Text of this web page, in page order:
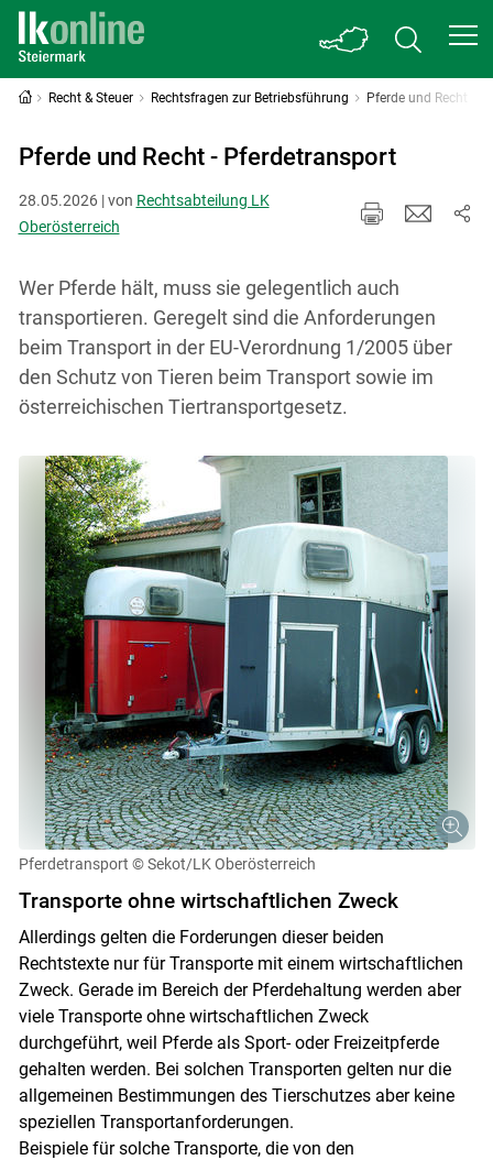
Recht & Steuer Rechtsfragen zur Betriebsführung Pferde und Recht
Pferde und Recht - Pferdetransport
28.05.2026 | von Rechtsabteilung LK
Oberösterreich
Wer Pferde hält, muss sie gelegentlich auch
transportieren. Geregelt sind die Anforderungen
beim Transport in der EU-Verordnung 1/2005 über
den Schutz von Tieren beim Transport sowie im
österreichischen Tiertransportgesetz.
Pferdetransport © Sekot/LK Oberösterreich
Transporte ohne wirtschaftlichen Zweck
Allerdings gelten die Forderungen dieser beiden
Rechtstexte nur für Transporte mit einem wirtschaftlichen
Zweck. Gerade im Bereich der Pferdehaltung werden aber
viele Transporte ohne wirtschaftlichen Zweck
durchgeführt, weil Pferde als Sport- oder Freizeitpferde
gehalten werden. Bei solchen Transporten gelten nur die
allgemeinen Bestimmungen des Tierschutzes aber keine
speziellen Transportanforderungen.
Beispiele für solche Transporte, die von den